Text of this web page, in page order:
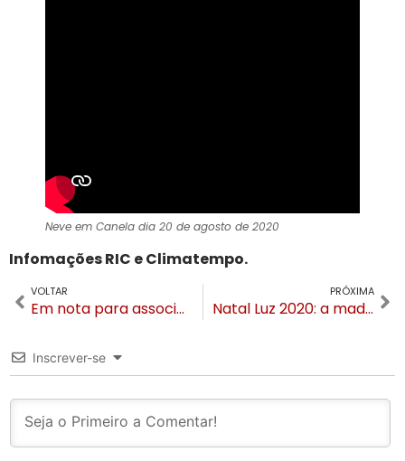
Neve em Canela dia 20 de agosto de 2020
Infomações RIC e Climatempo.
VOLTAR
Em nota para associados Sidtur comunica que Natal Luz 2020 não terá espetáculos
PRÓXIMA
Natal Luz 2020: a madura e pragmática decisão de não realizar espetáculos
Inscrever-se